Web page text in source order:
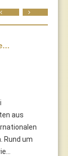
aus
Rund um